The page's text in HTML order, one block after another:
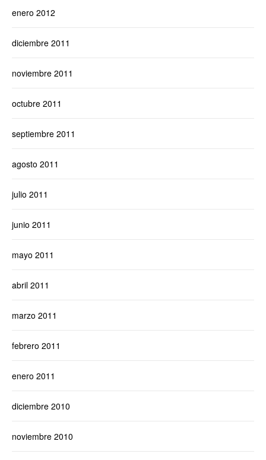
enero 2012
diciembre 2011
noviembre 2011
octubre 2011
septiembre 2011
agosto 2011
julio 2011
junio 2011
mayo 2011
abril 2011
marzo 2011
febrero 2011
enero 2011
diciembre 2010
noviembre 2010